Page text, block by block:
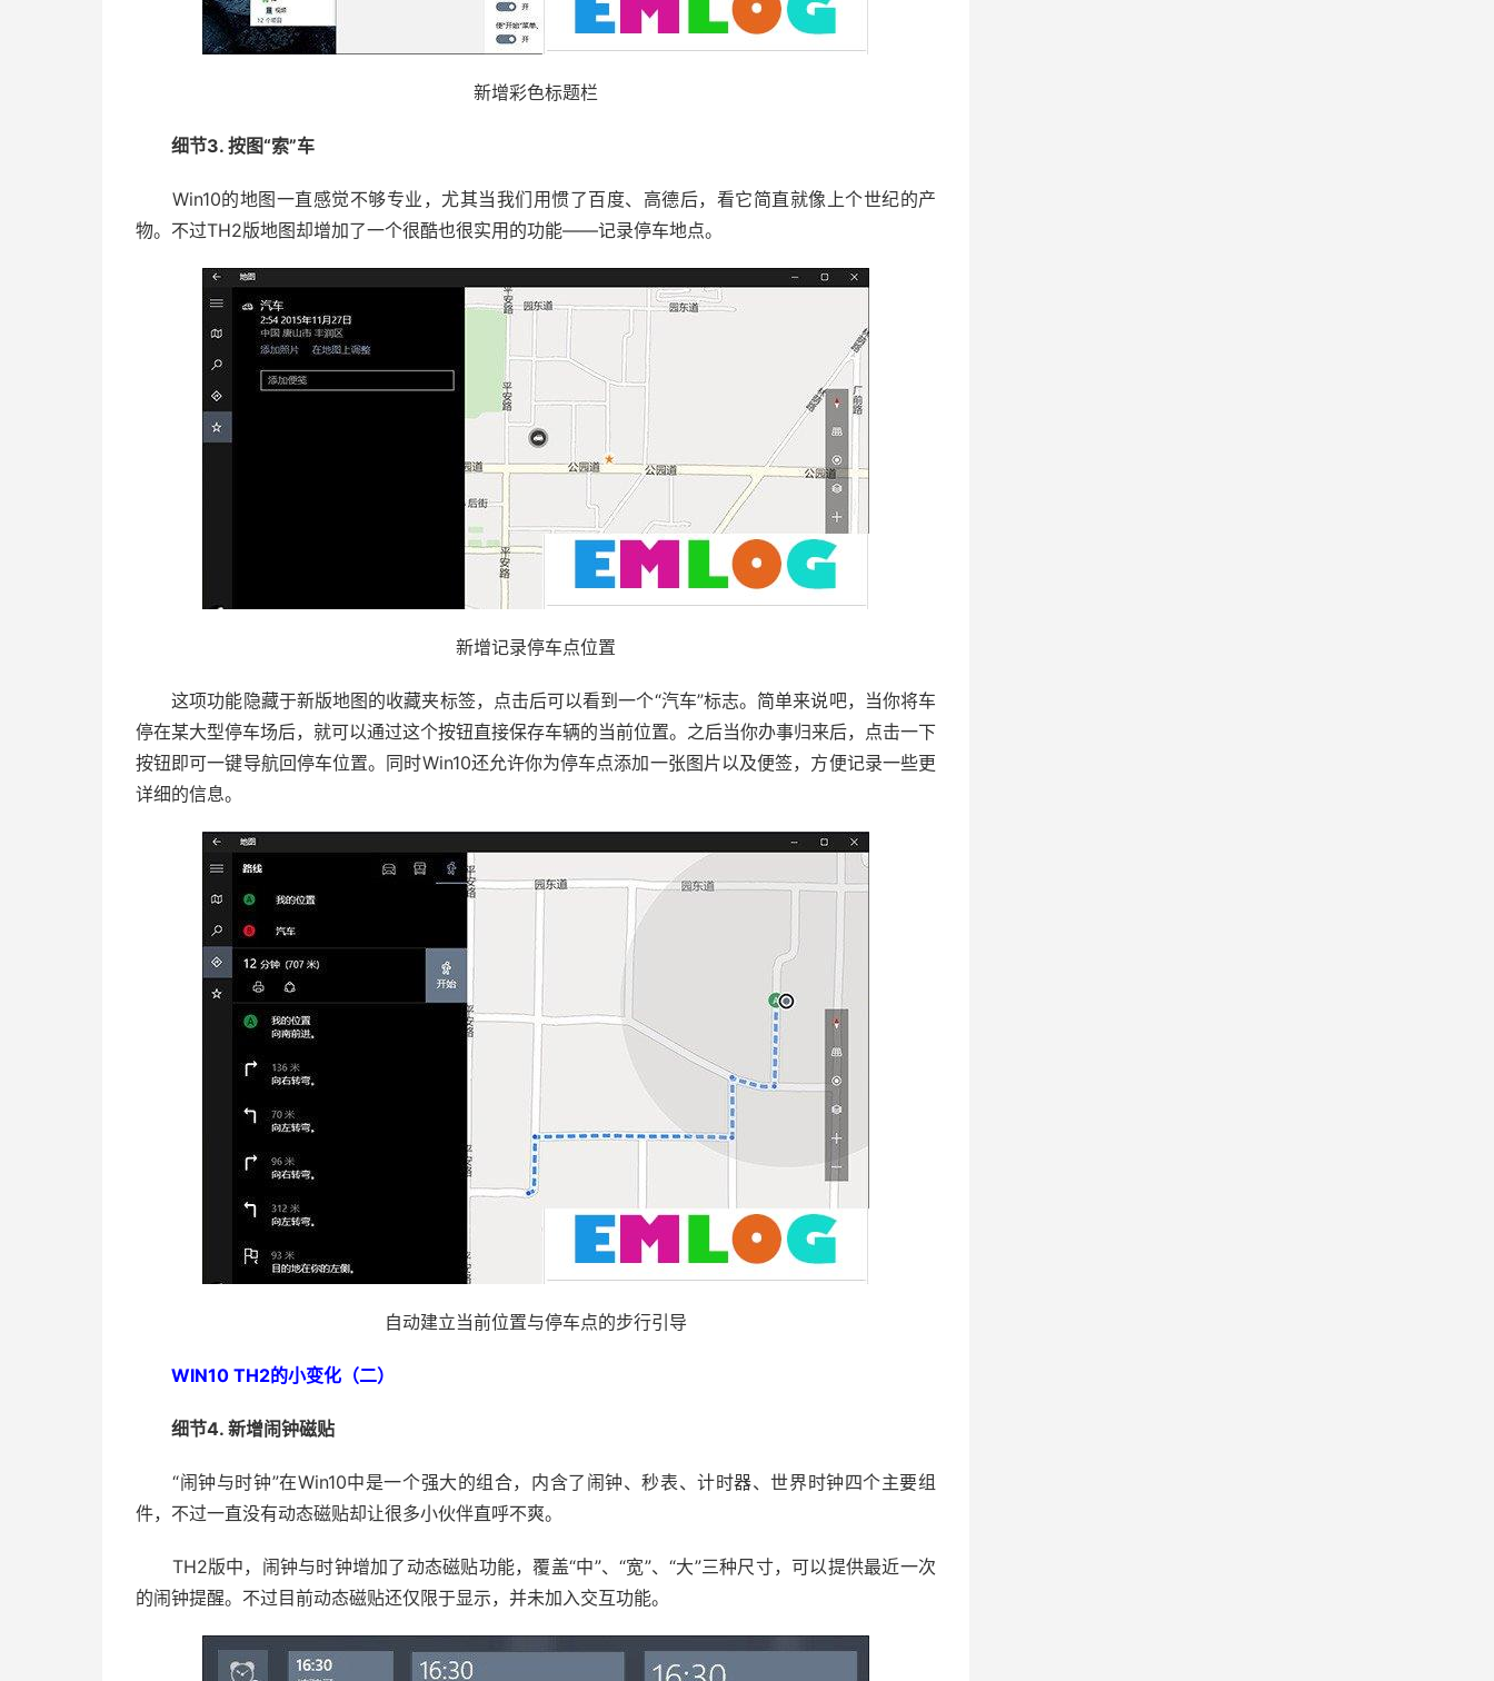
新增彩色标题栏
细节3. 按图“索”车
Win10的地图一直感觉不够专业，尤其当我们用惯了百度、高德后，看它简直就像上个世纪的产
物。不过TH2版地图却增加了一个很酷也很实用的功能——记录停车地点。
新增记录停车点位置
这项功能隐藏于新版地图的收藏夹标签，点击后可以看到一个“汽车”标志。简单来说吧，当你将车
停在某大型停车场后，就可以通过这个按钮直接保存车辆的当前位置。之后当你办事归来后，点击一下
按钮即可一键导航回停车位置。同时Win10还允许你为停车点添加一张图片以及便签，方便记录一些更
详细的信息。
自动建立当前位置与停车点的步行引导
WIN10 TH2的小变化（二）
细节4. 新增闹钟磁贴
“闹钟与时钟”在Win10中是一个强大的组合，内含了闹钟、秒表、计时器、世界时钟四个主要组
件，不过一直没有动态磁贴却让很多小伙伴直呼不爽。
TH2版中，闹钟与时钟增加了动态磁贴功能，覆盖“中”、“宽”、“大”三种尺寸，可以提供最近一次
的闹钟提醒。不过目前动态磁贴还仅限于显示，并未加入交互功能。